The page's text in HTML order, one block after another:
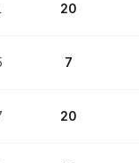
20
7
20